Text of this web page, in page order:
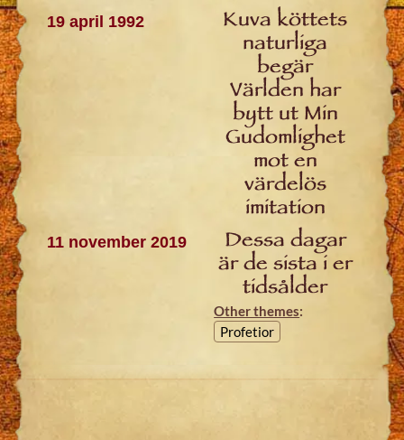
19 april 1992 Kuva köttets
naturliga
begär
Världen har
bytt ut Min
Gudomlighet
mot en
värdelös
imitation
11 november 2019 Dessa dagar
är de sista i er
tidsålder
Other themes:
Profetior